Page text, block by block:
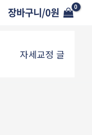
장바구니/0원
자세교정 글